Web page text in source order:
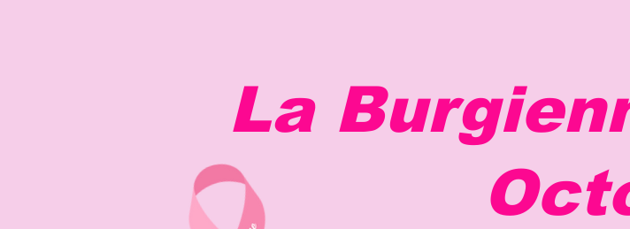
La